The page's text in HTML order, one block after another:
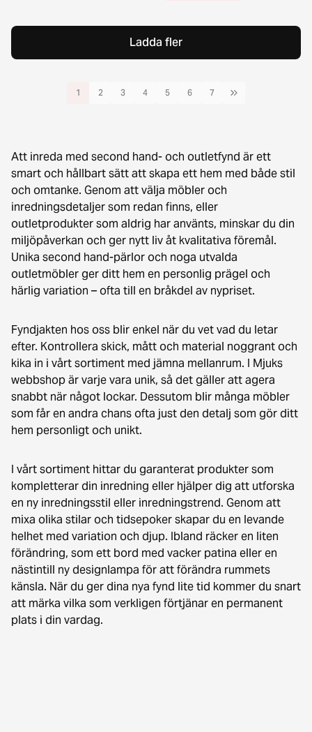
Ladda fler
1 2 3 4 5 6 7
Att inreda med second hand- och outletfynd är ett
smart och hållbart sätt att skapa ett hem med både stil
och omtanke. Genom att välja möbler och
inredningsdetaljer som redan finns, eller
outletprodukter som aldrig har använts, minskar du din
miljöpåverkan och ger nytt liv åt kvalitativa föremål.
Unika second hand-pärlor och noga utvalda
outletmöbler ger ditt hem en personlig prägel och
härlig variation – ofta till en bråkdel av nypriset.
Fyndjakten hos oss blir enkel när du vet vad du letar
efter. Kontrollera skick, mått och material noggrant och
kika in i vårt sortiment med jämna mellanrum. I Mjuks
webbshop är varje vara unik, så det gäller att agera
snabbt när något lockar. Dessutom blir många möbler
som får en andra chans ofta just den detalj som gör ditt
hem personligt och unikt.
I vårt sortiment hittar du garanterat produkter som
kompletterar din inredning eller hjälper dig att utforska
en ny inredningsstil eller inredningstrend. Genom att
mixa olika stilar och tidsepoker skapar du en levande
helhet med variation och djup. Ibland räcker en liten
förändring, som ett bord med vacker patina eller en
nästintill ny designlampa för att förändra rummets
känsla. När du ger dina nya fynd lite tid kommer du snart
att märka vilka som verkligen förtjänar en permanent
plats i din vardag.